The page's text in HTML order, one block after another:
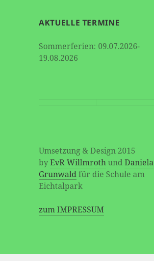
AKTUELLE TERMINE
Sommerferien: 09.07.2026-
19.08.2026
Umsetzung & Design 2015
byEvR WillmrothundDaniela
Grunwaldfür die Schule am
Eichtalpark
zum IMPRESSUM